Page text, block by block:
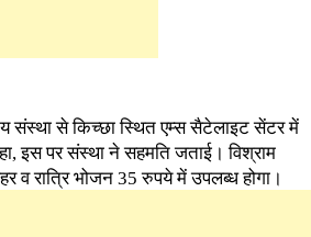
संस्था से किच्छा स्थित एम्स सैटेलाइट सेंटर में
इस पर संस्था ने सहमति जताई। विश्राम
व रात्रि भोजन 35 रुपये में उपलब्ध होगा।